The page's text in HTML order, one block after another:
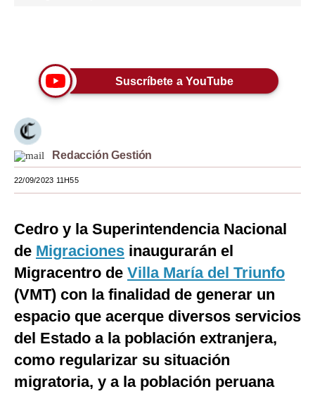
Tendencias
Lujo
Viajes
Moda
Estilos
EEUU
España
Internacional
Club del Suscriptor
Suscríbete a YouTube
Redacción Gestión
22/09/2023 11H55
Cedro y la Superintendencia Nacional
de Migraciones inaugurarán el
Migracentro de Villa María del Triunfo
(VMT) con la finalidad de generar un
espacio que acerque diversos servicios
del Estado a la población extranjera,
como regularizar su situación
migratoria, y a la población peruana